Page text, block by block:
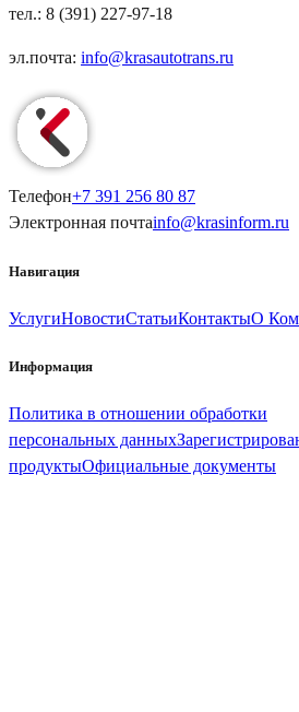
тел.: 8 (391) 227-97-18
эл.почта: info@krasautotrans.ru
Телефон+7 391 256 80 87
Электронная почтаinfo@krasinform.ru
Навигация
УслугиНовостиСтатьиКонтактыО
Информация
Политика в отношении обработки
персональных данных
продуктыОфициальные документы